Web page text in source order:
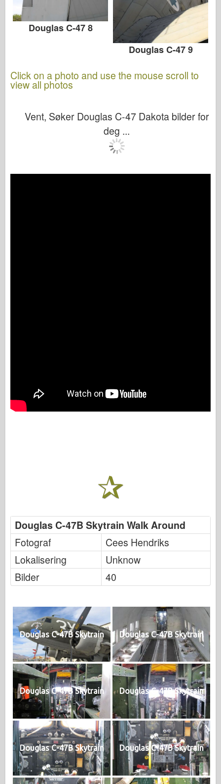
Douglas C-47 9
Douglas C-47 8
Click on a photo and use the mouse scroll to
view all photos
Vent, Søker Douglas C-47 Dakota bilder for
deg ...
Douglas C-47B Skytrain Walk Around
Fotograf
Cees Hendriks
Lokalisering
Unknow
Bilder
40
Douglas C-47B Skytrain Douglas C-47B Skytrain
Douglas C-47B Skytrain Douglas C-47B Skytrain
Douglas C-47B Skytrain Douglas C-47B Skytrain